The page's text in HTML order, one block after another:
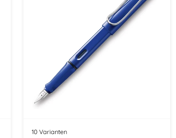
10 Varianten